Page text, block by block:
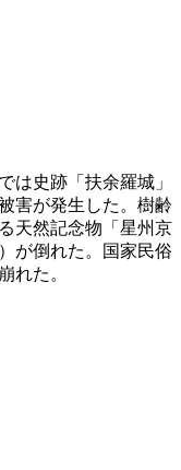
は史跡「扶余羅城」
害が発生した。樹齢
天然記念物「星州京
が倒れた。国家民俗
れた。